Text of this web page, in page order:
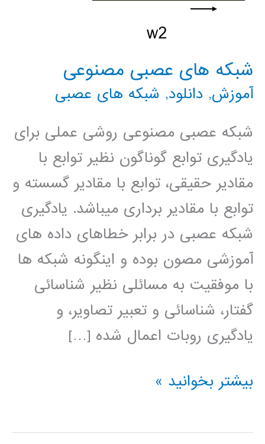
شبکه های عصبی مصنوعی
آموزش, دانلود, شبکه های عصبی
شبکه عصبی مصنوعی روشی عملی برای
یادگیری توابع گوناگون نظیر توابع با
مقادیر حقیقی، توابع با مقادیر گسسته و
توابع با مقادیر برداری میباشد. یادگیری
شبکه عصبی در برابر خطاهای داده های
آموزشی مصون بوده و اینگونه شبکه ها
با موفقیت به مسائلی نظیر شناسائی
گفتار، شناسائی و تعبیر تصاویر، و
یادگیری روبات اعمال شده […]
شبکه
عصبی
بیشتر بخوانید »